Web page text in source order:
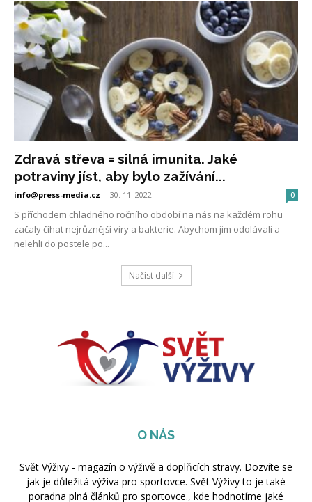
Zdravá střeva = silná imunita. Jaké
potraviny jíst, aby bylo zažívání...
info@press-media.cz - 30. 11. 2022 0
S příchodem chladného ročního období na nás na každém rohu
začaly číhat nejrůznější viry a bakterie. Abychom jim odolávali a
nelehli do postele po...
Načíst další
O NÁS
Svět Výživy - magazín o výživě a doplňcích stravy. Dozvíte se
jak je důležitá výživa pro sportovce. Svět Výživy to je také
poradna plná článků pro sportovce., kde hodnotíme jaké